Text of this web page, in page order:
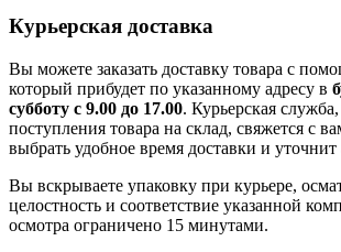
Курьерская доставка
Вы можете заказать доставку товара с
который прибудет по указанному адресу в
субботу с 9.00 до 17.00. Курьерская
поступления товара на склад, свяжется с
выбрать удобное время доставки и уточнит
Вы вскрываете упаковку при курьере,
целостность и соответствие указанной
осмотра ограничено 15 минутами.